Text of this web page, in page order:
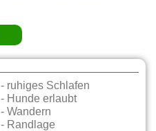
- ruhiges Schlafen
- Hunde erlaubt
- Wandern
- Randlage